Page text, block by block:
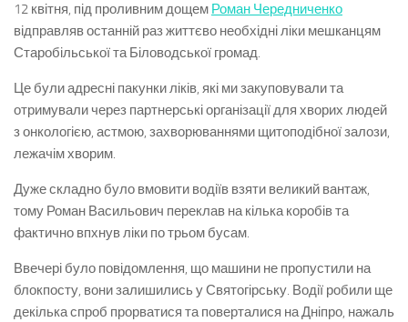
12 квітня, під проливним дощем Роман Чередниченко
відправляв останній раз життєво необхідні ліки мешканцям
Старобільської та Біловодської громад.
Це були адресні пакунки ліків, які ми закуповували та
отримували через партнерські організації для хворих людей
з онкологією, астмою, захворюваннями щитоподібної залози,
лежачім хворим.
Дуже складно було вмовити водіїв взяти великий вантаж,
тому Роман Васильович переклав на кілька коробів та
фактично впхнув ліки по трьом бусам.
Ввечері було повідомлення, що машини не пропустили на
блокпосту, вони залишились у Святогірську. Водії робили ще
декілька спроб прорватися та поверталися на Дніпро, нажаль